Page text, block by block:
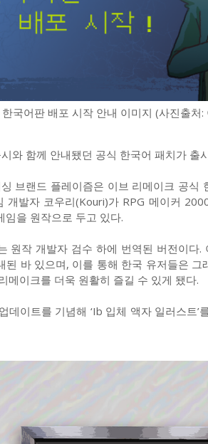
국어판 배포 시작 안내 이미지 (사진출처:
와 함께 안내됐던 공식 한국어 패치가 출
브랜드 플레이즘은 이브 리메이크 공식
개발자 코우리(Kouri)가 RPG 메이커
임을 원작으로 두고 있다.
원작 개발자 검수 하에 번역된 버전이다.
된 바 있으며, 이를 통해 한국 유저들은 그
메이크를 더욱 원활히 즐길 수 있게 됐다.
데이트를 기념해 ‘Ib 입체 액자 일러스트’